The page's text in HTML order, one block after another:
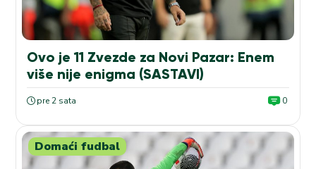
Ovo je 11 Zvezde za Novi Pazar: Enem
više nije enigma (SASTAVI)
pre 2 sata 0
Domaći fudbal